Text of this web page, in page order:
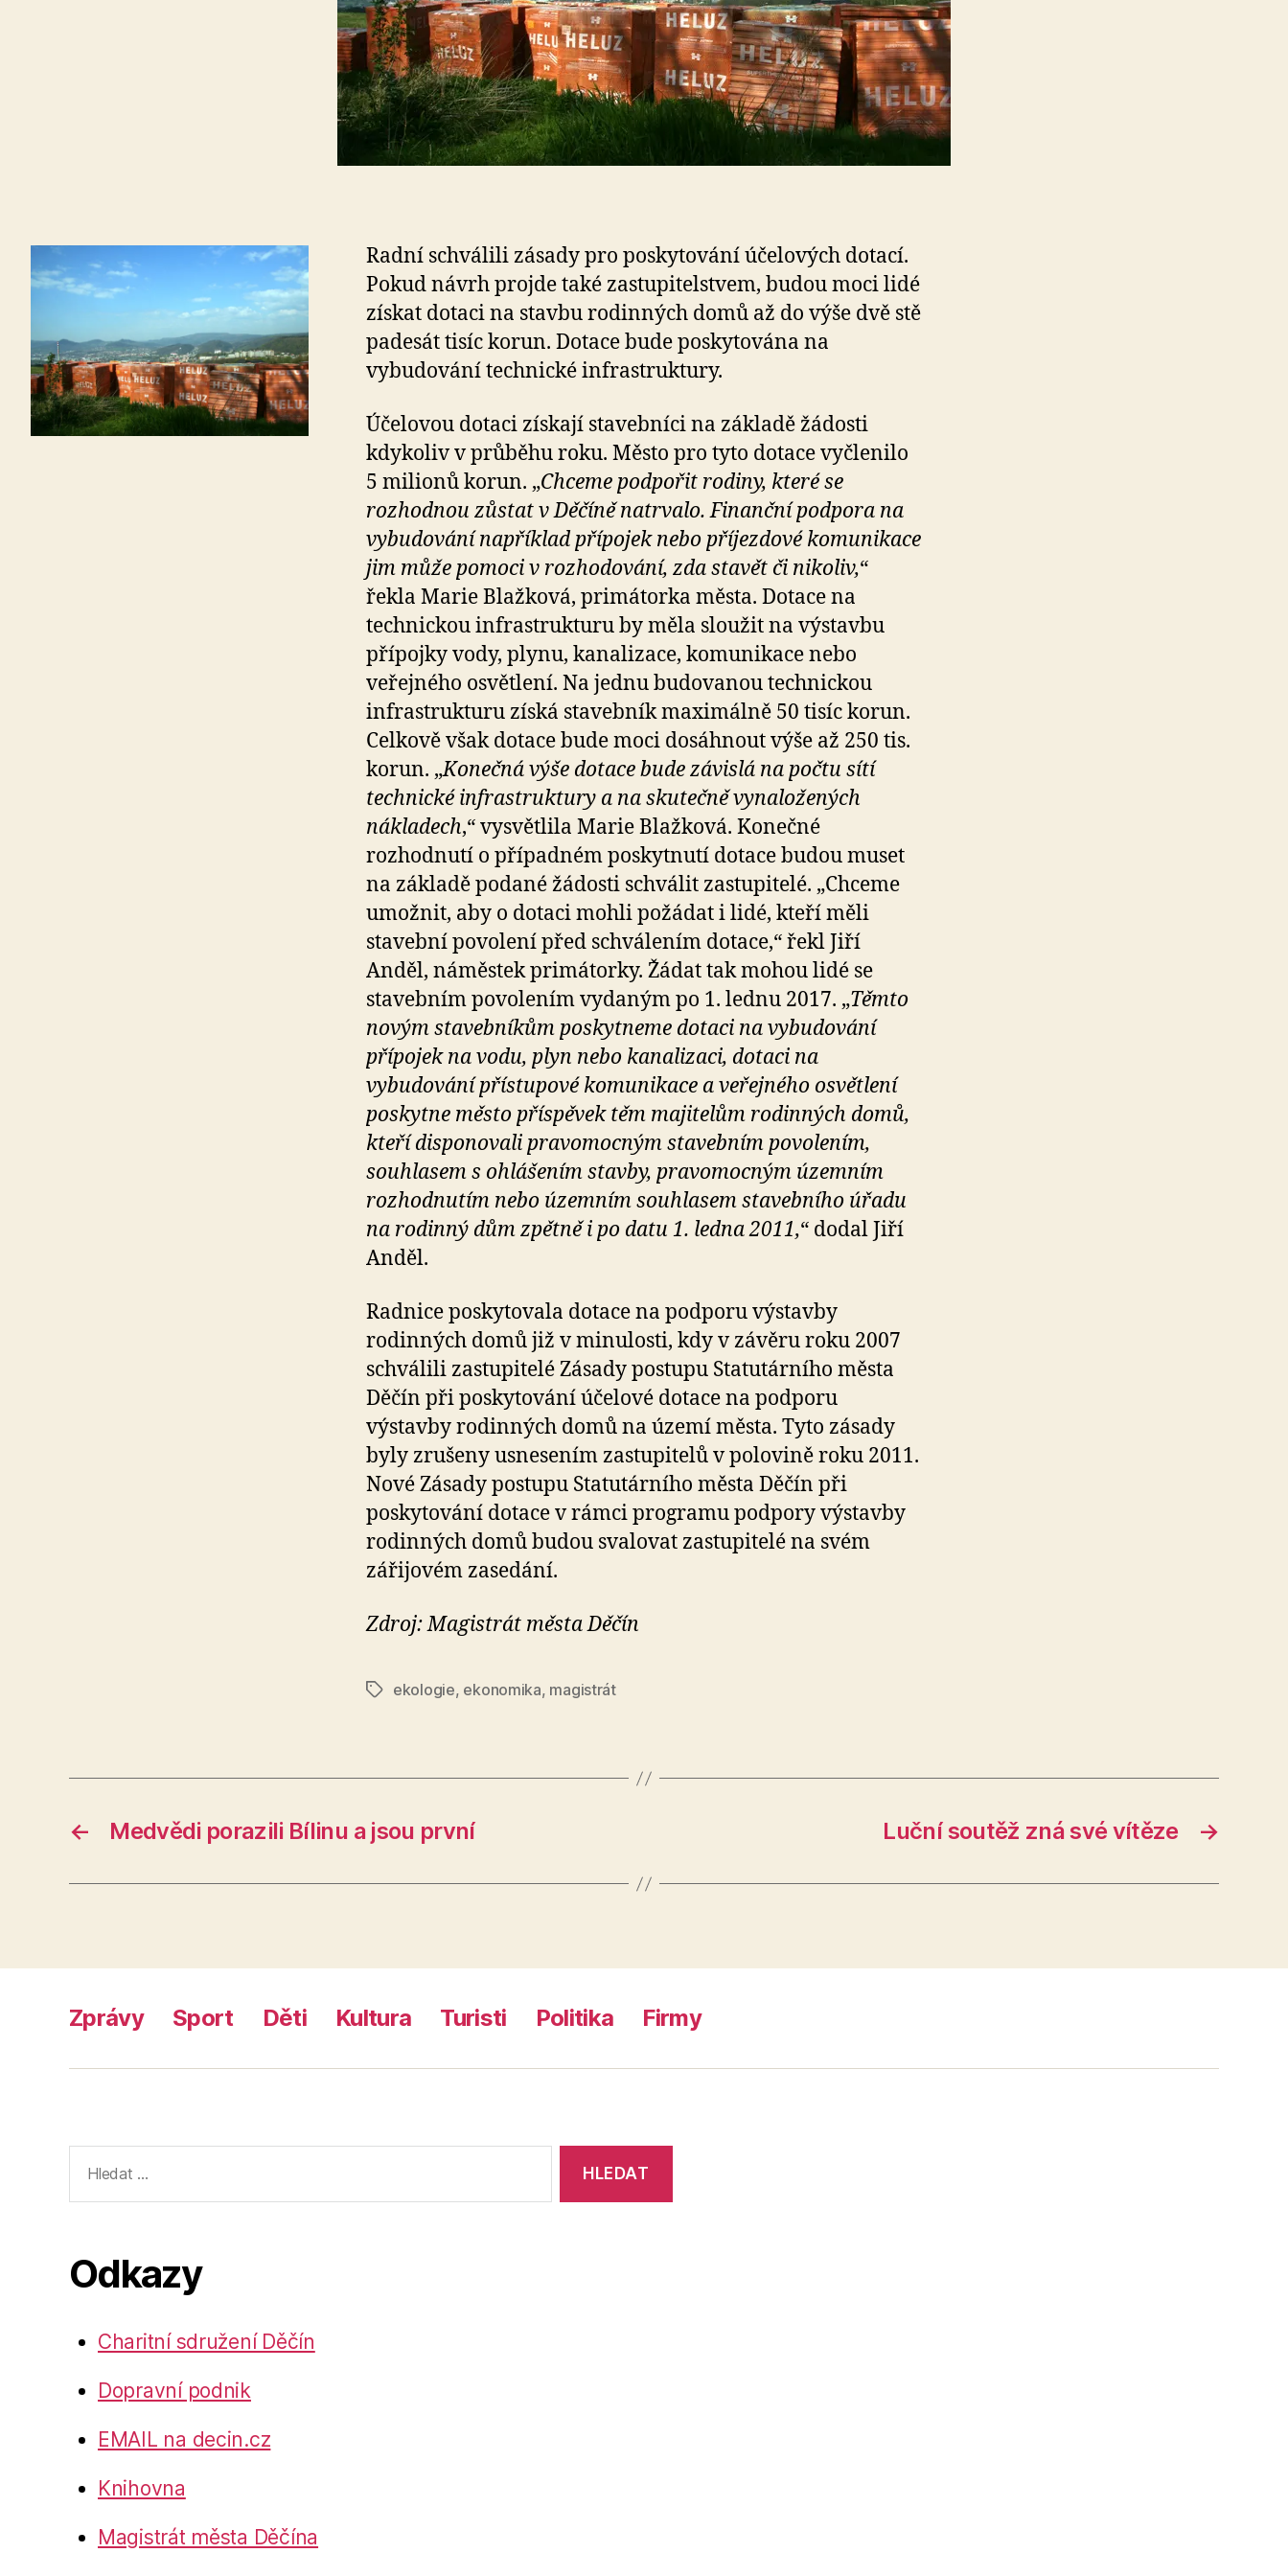
Radní schválili zásady pro poskytování účelových dotací.
Pokud návrh projde také zastupitelstvem, budou moci lidé
získat dotaci na stavbu rodinných domů až do výše dvě stě
padesát tisíc korun. Dotace bude poskytována na
vybudování technické infrastruktury.
Účelovou dotaci získají stavebníci na základě žádosti
kdykoliv v průběhu roku. Město pro tyto dotace vyčlenilo
5 milionů korun. „Chceme podpořit rodiny, které se
rozhodnou zůstat v Děčíně natrvalo. Finanční podpora na
vybudování například přípojek nebo příjezdové komunikace
jim může pomoci v rozhodování, zda stavět či nikoliv,“
řekla Marie Blažková, primátorka města. Dotace na
technickou infrastrukturu by měla sloužit na výstavbu
přípojky vody, plynu, kanalizace, komunikace nebo
veřejného osvětlení. Na jednu budovanou technickou
infrastrukturu získá stavebník maximálně 50 tisíc korun.
Celkově však dotace bude moci dosáhnout výše až 250 tis.
korun. „Konečná výše dotace bude závislá na počtu sítí
technické infrastruktury a na skutečně vynaložených
nákladech,“ vysvětlila Marie Blažková. Konečné
rozhodnutí o případném poskytnutí dotace budou muset
na základě podané žádosti schválit zastupitelé. „Chceme
umožnit, aby o dotaci mohli požádat i lidé, kteří měli
stavební povolení před schválením dotace,“ řekl Jiří
Anděl, náměstek primátorky. Žádat tak mohou lidé se
stavebním povolením vydaným po 1. lednu 2017. „Těmto
novým stavebníkům poskytneme dotaci na vybudování
přípojek na vodu, plyn nebo kanalizaci, dotaci na
vybudování přístupové komunikace a veřejného osvětlení
poskytne město příspěvek těm majitelům rodinných domů,
kteří disponovali pravomocným stavebním povolením,
souhlasem s ohlášením stavby, pravomocným územním
rozhodnutím nebo územním souhlasem stavebního úřadu
na rodinný dům zpětně i po datu 1. ledna 2011,“ dodal Jiří
Anděl.
Radnice poskytovala dotace na podporu výstavby
rodinných domů již v minulosti, kdy v závěru roku 2007
schválili zastupitelé Zásady postupu Statutárního města
Děčín při poskytování účelové dotace na podporu
výstavby rodinných domů na území města. Tyto zásady
byly zrušeny usnesením zastupitelů v polovině roku 2011.
Nové Zásady postupu Statutárního města Děčín při
poskytování dotace v rámci programu podpory výstavby
rodinných domů budou svalovat zastupitelé na svém
zářijovém zasedání.
Zdroj: Magistrát města Děčín
Štítkyekologie, ekonomika, magistrát
← Medvědi porazili Bílinu a jsou první →
Luční soutěž zná své vítěze
Zprávy Sport Děti Kultura Turisti Politika Firmy
vyhledávání:
Odkazy
Charitní sdružení Děčín
Dopravní podnik
EMAIL na decin.cz
Knihovna
Magistrát města Děčína